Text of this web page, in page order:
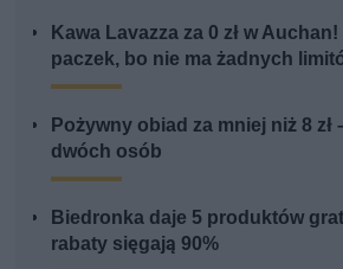
Kawa Lavazza za 0 zł w
paczek, bo nie ma żadnych
Pożywny obiad za mniej niż 8 zł
dwóch osób
Biedronka daje 5 produktów
rabaty sięgają 90%